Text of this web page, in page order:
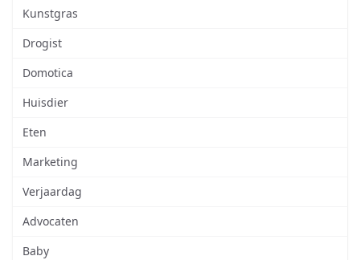
Kunstgras
Drogist
Domotica
Huisdier
Eten
Marketing
Verjaardag
Advocaten
Baby